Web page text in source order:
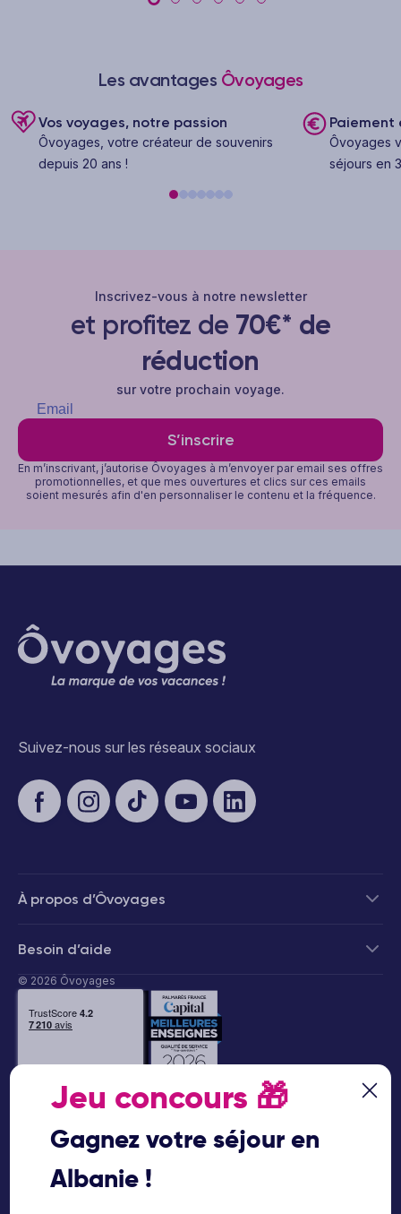
Les avantages Ôvoyages
Vos voyages, notre passion
Ôvoyages, votre créateur de souvenirs
depuis 20 ans !
Paiement
Ôvoyages
séjours en
Inscrivez-vous à notre newsletter
et profitez de 70€* de
réduction
sur votre prochain voyage.
S’inscrire
En m’inscrivant, j’autorise Ôvoyages à m’envoyer par email ses offres
promotionnelles, et que mes ouvertures et clics sur ces emails
soient mesurés afin d'en personnaliser le contenu et la fréquence.
Suivez-nous sur les réseaux sociaux
À propos d’Ôvoyages
Besoin d’aide
© 2026 Ôvoyages
Jeu concours 🎁
Gagnez votre séjour en
Albanie !